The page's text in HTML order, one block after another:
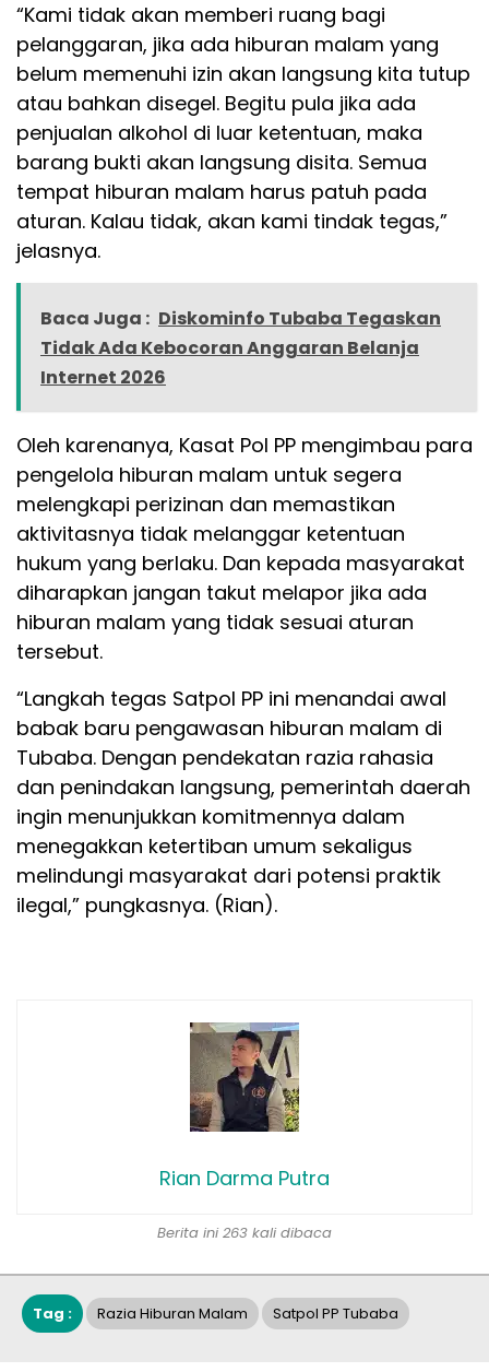
“Kami tidak akan memberi ruang bagi
pelanggaran, jika ada hiburan malam yang
belum memenuhi izin akan langsung kita tutup
atau bahkan disegel. Begitu pula jika ada
penjualan alkohol di luar ketentuan, maka
barang bukti akan langsung disita. Semua
tempat hiburan malam harus patuh pada
aturan. Kalau tidak, akan kami tindak tegas,”
jelasnya.
Baca Juga : Diskominfo Tubaba Tegaskan
Tidak Ada Kebocoran Anggaran Belanja
Internet 2026
Oleh karenanya, Kasat Pol PP mengimbau para
pengelola hiburan malam untuk segera
melengkapi perizinan dan memastikan
aktivitasnya tidak melanggar ketentuan
hukum yang berlaku. Dan kepada masyarakat
diharapkan jangan takut melapor jika ada
hiburan malam yang tidak sesuai aturan
tersebut.
“Langkah tegas Satpol PP ini menandai awal
babak baru pengawasan hiburan malam di
Tubaba. Dengan pendekatan razia rahasia
dan penindakan langsung, pemerintah daerah
ingin menunjukkan komitmennya dalam
menegakkan ketertiban umum sekaligus
melindungi masyarakat dari potensi praktik
ilegal,” pungkasnya. (Rian).
Rian Darma Putra
Berita ini 263 kali dibaca
Tag : Razia Hiburan Malam Satpol PP Tubaba